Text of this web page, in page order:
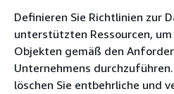
Definieren Sie Richtlinien zur
unterstützten Ressourcen, um
Objekten gemäß den
Unternehmens
löschen Sie entbehrliche und